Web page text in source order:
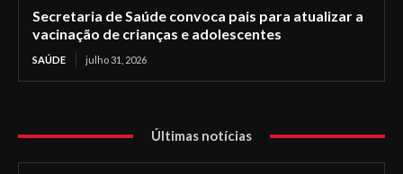
Secretaria de Saúde convoca pais para atualizar a
vacinação de crianças e adolescentes
SAÚDE julho 31, 2026
Últimas notícias